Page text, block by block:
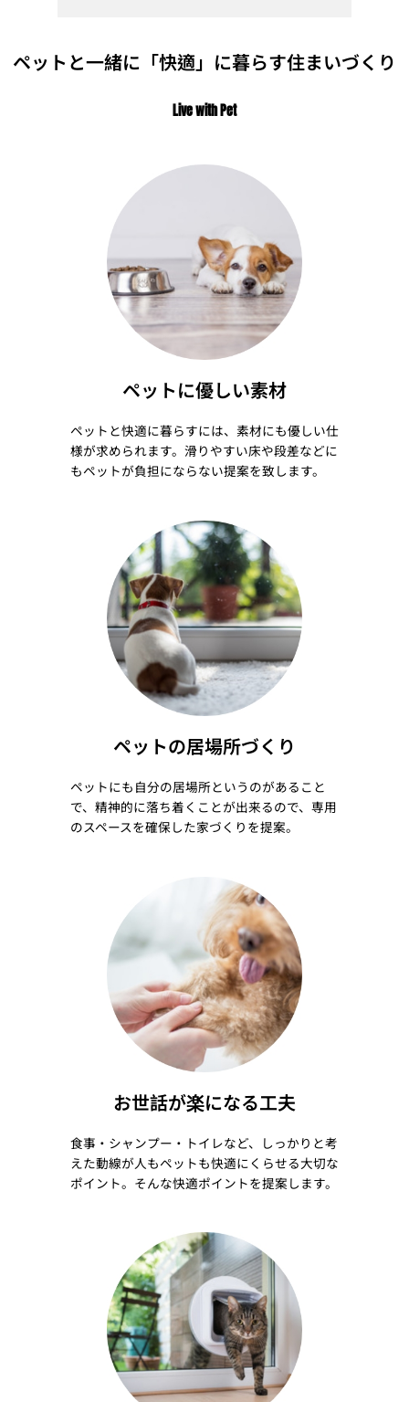
ペットと一緒に「快適」に暮らす住まいづくり
Live with Pet
ペットに優しい素材
ペットと快適に暮らすには、素材にも優しい仕
様が求められます。滑りやすい床や段差などに
もペットが負担にならない提案を致します。
ペットの居場所づくり
ペットにも自分の居場所というのがあること
で、精神的に落ち着くことが出来るので、専用
のスペースを確保した家づくりを提案。
お世話が楽になる工夫
食事・シャンプー・トイレなど、しっかりと考
えた動線が人もペットも快適にくらせる大切な
ポイント。そんな快適ポイントを提案します。